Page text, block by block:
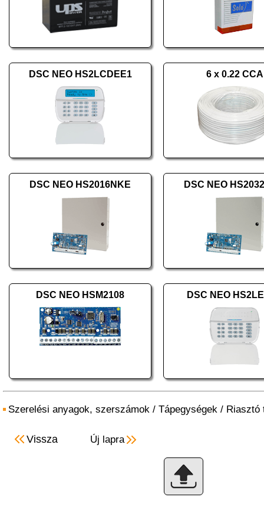
DSC NEO HS2LCDEE1 6 x 0.22 CCA
DSC NEO HS2016NKE DSC NEO
DSC NEO HSM2108 DSC NEO
Szerelési anyagok, szerszámok / Tápegységek / Riasztó
Vissza Új lapra